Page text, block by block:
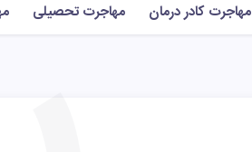
مهاجرت کادر درمان مهاجرت تحصیلی